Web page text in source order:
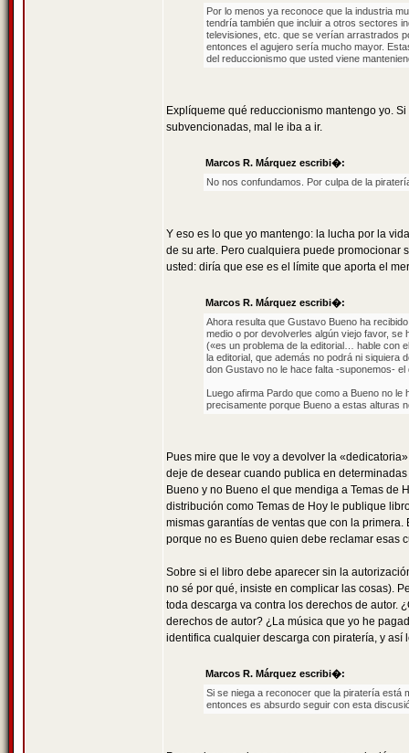
Por lo menos ya reconoce que la industria
tendría también que incluir a otros sectores
televisiones, etc. que se verían arrastrados
entonces el agujero sería mucho mayor.
del reduccionismo que usted viene
Explíqueme qué reduccionismo mantengo yo.
subvencionadas, mal le iba a ir.
Marcos R. Márquez escribi�:
No nos confundamos. Por culpa de la
Y eso es lo que yo mantengo: la lucha por la
de su arte. Pero cualquiera puede promocionar
usted: diría que ese es el límite que aporta el
Marcos R. Márquez escribi�:
Ahora resulta que Gustavo Bueno ha
medio o por devolverles algún viejo favor,
(«es un problema de la editorial… hable con
la editorial, que además no podrá ni siquiera
don Gustavo no le hace falta -suponemos-
Luego afirma Pardo que como a Bueno no
precisamente porque Bueno a estas alturas
Pues mire que le voy a devolver la
deje de desear cuando publica en
Bueno y no Bueno el que mendiga a Temas de
distribución como Temas de Hoy le publique
mismas garantías de ventas que con la
porque no es Bueno quien debe reclamar esas
Sobre si el libro debe aparecer sin la
no sé por qué, insiste en complicar las cosas).
toda descarga va contra los derechos de autor.
derechos de autor? ¿La música que yo he
identifica cualquier descarga con piratería, y
Marcos R. Márquez escribi�:
Si se niega a reconocer que la piratería está
entonces es absurdo seguir con esta